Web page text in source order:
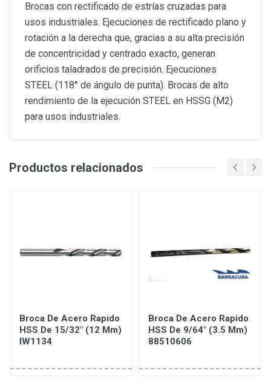
Brocas con rectificado de estrías cruzadas para
usos industriales. Ejecuciones de rectificado plano y
rotación a la derecha que, gracias a su alta precisión
de concentricidad y centrado exacto, generan
orificios taladrados de precisión. Ejecuciones
STEEL (118° de ángulo de punta). Brocas de alto
rendimiento de la ejecución STEEL en HSSG (M2)
para usos industriales.
Productos relacionados
Broca De Acero Rapido
HSS De 15/32" (12 Mm)
IW1134
Broca De Acero Rapido
HSS De 9/64" (3.5 Mm)
88510606